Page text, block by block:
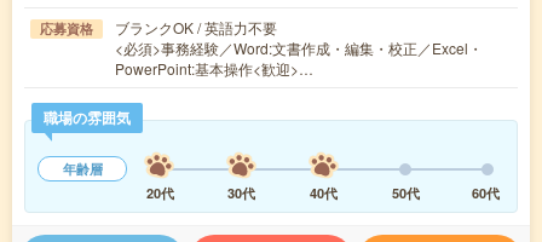
応募資格
ブランクOK / 英語力不要
<必須>事務経験／Word:文書作成・編集・校正／Excel・
PowerPoint:基本操作<歓迎>…
職場の雰囲気
年齢層
20代
30代 40代 50代 60代